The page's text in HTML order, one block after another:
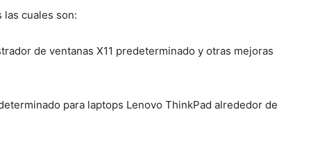
las cuales son:
de ventanas X11 predeterminado y otras mejoras
para laptops Lenovo ThinkPad alrededor de